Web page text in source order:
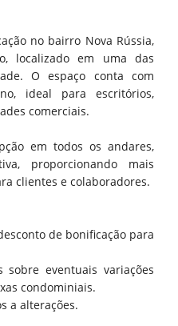
no bairro Nova Rússia,
localizado em uma das
O espaço conta com
ideal para escritórios,
comerciais.
em todos os andares,
proporcionando mais
clientes e colaboradores.
de bonificação para
sobre eventuais variações
condominiais.
a alterações.